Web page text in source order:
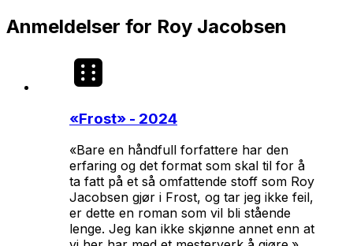
Anmeldelser for Roy Jacobsen
«Frost» - 2024
«Bare en håndfull forfattere har den
erfaring og det format som skal til for å
ta fatt på et så omfattende stoff som Roy
Jacobsen gjør i Frost, og tar jeg ikke feil,
er dette en roman som vil bli stående
lenge. Jeg kan ikke skjønne annet enn at